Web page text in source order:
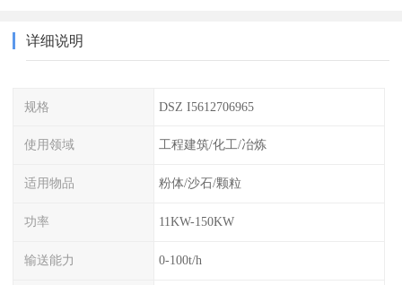
详细说明
规格 DSZ I5612706965
使用领域 工程建筑/化工/冶炼
适用物品 粉体/沙石/颗粒
功率 11KW-150KW
输送能力 0-100t/h